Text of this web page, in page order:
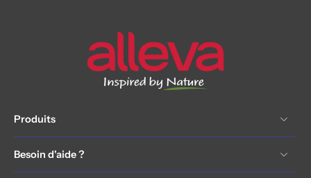
Produits
Besoin d'aide ?